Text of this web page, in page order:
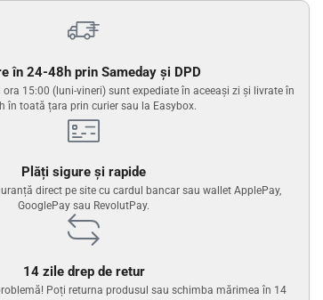
în 24-48h prin Sameday și DPD
15:00 (luni-vineri) sunt expediate în aceeași zi și livrate în
în toată țara prin curier sau la Easybox.
Plăți sigure și rapide
direct pe site cu cardul bancar sau wallet ApplePay,
GooglePay sau RevolutPay.
14 zile drep de retur
Poți returna produsul sau schimba mărimea în 14